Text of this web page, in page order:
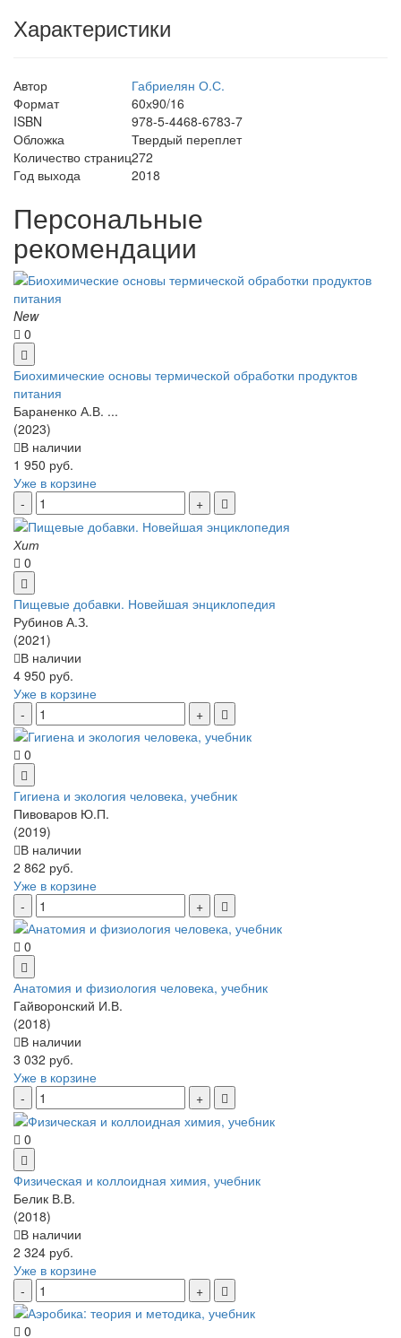
Характеристики
Автор
Габриелян О.С.
Формат
60х90/16
ISBN
978-5-4468-6783-7
Обложка
Твердый переплет
Количество страниц272
Год выхода
2018
Персональные
рекомендации
New
0
Биохимические основы термической обработки продуктов
питания
Бараненко А.В. ...
(2023)
В наличии
1 950 руб.
Уже в корзине
Хит
0
Пищевые добавки. Новейшая энциклопедия
Рубинов А.З.
(2021)
В наличии
4 950 руб.
Уже в корзине
0
Гигиена и экология человека, учебник
Пивоваров Ю.П.
(2019)
В наличии
2 862 руб.
Уже в корзине
0
Анатомия и физиология человека, учебник
Гайворонский И.В.
(2018)
В наличии
3 032 руб.
Уже в корзине
0
Физическая и коллоидная химия, учебник
Белик В.В.
(2018)
В наличии
2 324 руб.
Уже в корзине
0